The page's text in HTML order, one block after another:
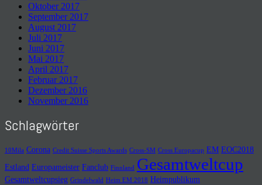
Oktober 2017
September 2017
August 2017
Juli 2017
Juni 2017
Mai 2017
April 2017
Februar 2017
Dezember 2016
November 2016
Schlagwörter
10Mila Corona Credit Suisse Sports Awards Cross-SM Cross Europacup EM EOC2018
Estland Europameister Fanclub Finnland Gesamtweltcup
Gesamtweltcupsieg Grindelwald Heim EM 2018 Heimpublikum